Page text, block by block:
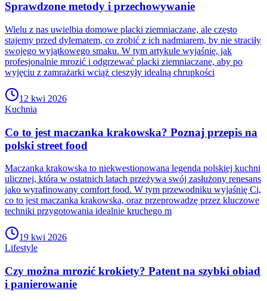
Sprawdzone metody i przechowywanie
Wielu z nas uwielbia domowe placki ziemniaczane, ale często
stajemy przed dylematem, co zrobić z ich nadmiarem, by nie straciły
swojego wyjątkowego smaku. W tym artykule wyjaśnię, jak
profesjonalnie mrozić i odgrzewać placki ziemniaczane, aby po
wyjęciu z zamrażarki wciąż cieszyły idealną chrupkości
12 kwi 2026
Kuchnia
Co to jest maczanka krakowska? Poznaj przepis na
polski street food
Maczanka krakowska to niekwestionowana legenda polskiej kuchni
ulicznej, która w ostatnich latach przeżywa swój zasłużony renesans
jako wyrafinowany comfort food. W tym przewodniku wyjaśnię Ci,
co to jest maczanka krakowska, oraz przeprowadzę przez kluczowe
techniki przygotowania idealnie kruchego m
19 kwi 2026
Lifestyle
Czy można mrozić krokiety? Patent na szybki obiad
i panierowanie